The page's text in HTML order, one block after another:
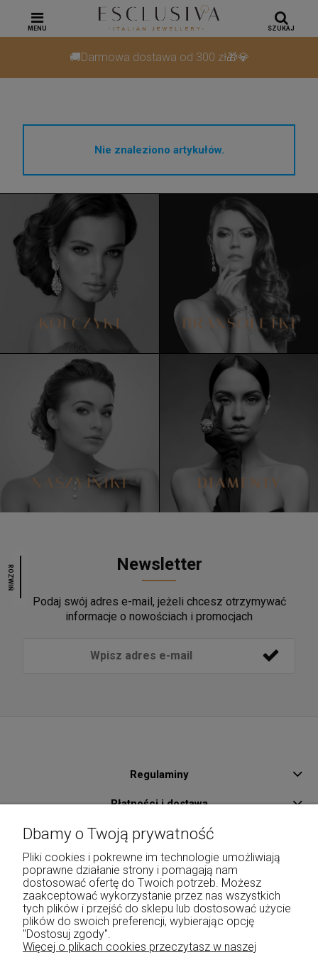
🚚Darmowa dostawa od 300 zł🎁💎
MENU SZUKAJ
ROZWIŃ
Nie znaleziono artykułów.
Newsletter
Podaj swój adres e-mail, jeżeli chcesz otrzymywać
informacje o nowościach i promocjach
Regulaminy
Płatności i dostawa
Pomoc
O Nas
Kontakt
Moje konto
Dbamy o Twoją prywatność
Pliki cookies i pokrewne im technologie umożliwiają
poprawne działanie strony i pomagają nam
dostosować ofertę do Twoich potrzeb. Możesz
zaakceptować wykorzystanie przez nas wszystkich
tych plików i przejść do sklepu lub dostosować użycie
plików do swoich preferencji, wybierając opcję
"Dostosuj zgody".
Więcej o plikach cookies przeczytasz w naszej